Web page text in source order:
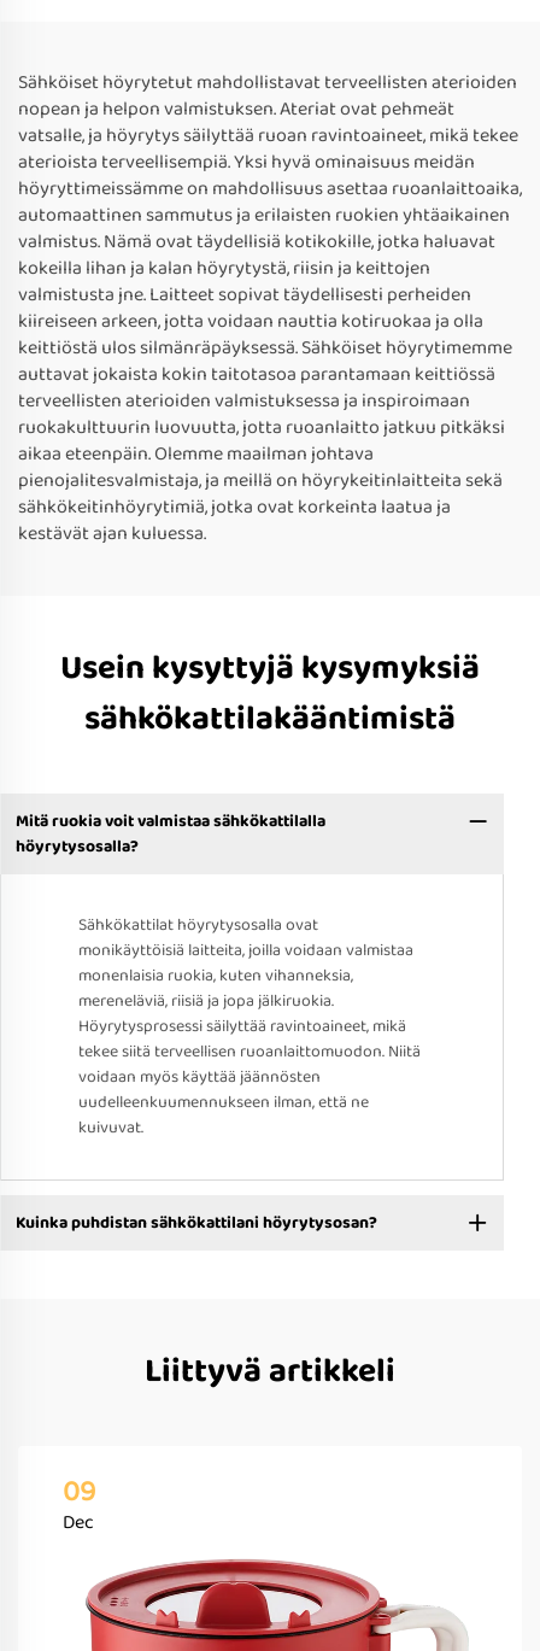
Sähköiset höyrytetut mahdollistavat terveellisten aterioiden
nopean ja helpon valmistuksen. Ateriat ovat pehmeät
vatsalle, ja höyrytys säilyttää ruoan ravintoaineet, mikä tekee
aterioista terveellisempiä. Yksi hyvä ominaisuus meidän
höyryttimeissämme on mahdollisuus asettaa ruoanlaittoaika,
automaattinen sammutus ja erilaisten ruokien yhtäaikainen
valmistus. Nämä ovat täydellisiä kotikokille, jotka haluavat
kokeilla lihan ja kalan höyrytystä, riisin ja keittojen
valmistusta jne. Laitteet sopivat täydellisesti perheiden
kiireiseen arkeen, jotta voidaan nauttia kotiruokaa ja olla
keittiöstä ulos silmänräpäyksessä. Sähköiset höyrytimemme
auttavat jokaista kokin taitotasoa parantamaan keittiössä
terveellisten aterioiden valmistuksessa ja inspiroimaan
ruokakulttuurin luovuutta, jotta ruoanlaitto jatkuu pitkäksi
aikaa eteenpäin. Olemme maailman johtava
pienojalitesvalmistaja, ja meillä on höyrykeitinlaitteita sekä
sähkökeitinhöyrytimiä, jotka ovat korkeinta laatua ja
kestävät ajan kuluessa.
Usein kysyttyjä kysymyksiä
sähkökattilakääntimistä
Mitä ruokia voit valmistaa sähkökattilalla
höyrytysosalla?
Sähkökattilat höyrytysosalla ovat
monikäyttöisiä laitteita, joilla voidaan valmistaa
monenlaisia ruokia, kuten vihanneksia,
mereneläviä, riisiä ja jopa jälkiruokia.
Höyrytysprosessi säilyttää ravintoaineet, mikä
tekee siitä terveellisen ruoanlaittomuodon. Niitä
voidaan myös käyttää jäännösten
uudelleenkuumennukseen ilman, että ne
kuivuvat.
Kuinka puhdistan sähkökattilani höyrytysosan?
Liittyvä artikkeli
09
Dec